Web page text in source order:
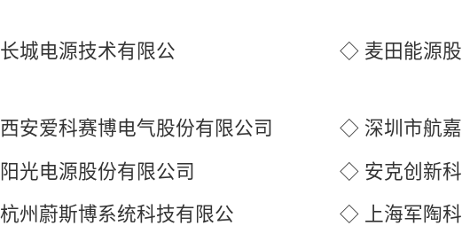
城电源技术有限公
◇ 麦田能源
安爱科赛博电气股份有限公司
◇ 深圳市航
光电源股份有限公司
◇ 安克创新
州蔚斯博系统科技有限公
◇ 上海军陶